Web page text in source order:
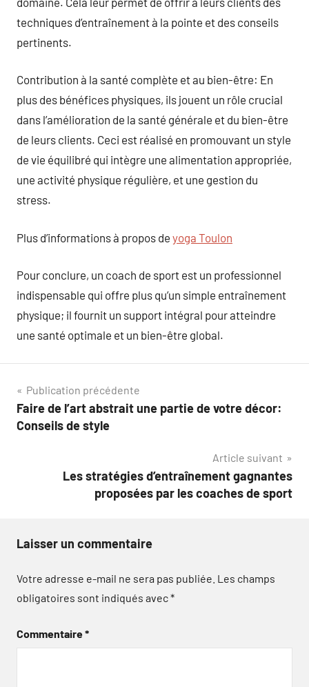
techniques d’entraînement à la pointe et des conseils
pertinents.
Contribution à la santé complète et au bien-être: En
plus des bénéfices physiques, ils jouent un rôle crucial
dans l’amélioration de la santé générale et du bien-être
de leurs clients. Ceci est réalisé en promouvant un style
de vie équilibré qui intègre une alimentation appropriée,
une activité physique régulière, et une gestion du
stress.
Plus d’informations à propos de yoga Toulon
Pour conclure, un coach de sport est un professionnel
indispensable qui offre plus qu’un simple entraînement
physique; il fournit un support intégral pour atteindre
une santé optimale et un bien-être global.
Navigation
de
Publication précédente
Faire de l’art abstrait une partie de votre décor:
Conseils de style
Article suivant
Les stratégies d’entraînement gagnantes
proposées par les coaches de sport
Laisser un commentaire
Votre adresse e-mail ne sera pas publiée. Les champs
obligatoires sont indiqués avec*
Commentaire*